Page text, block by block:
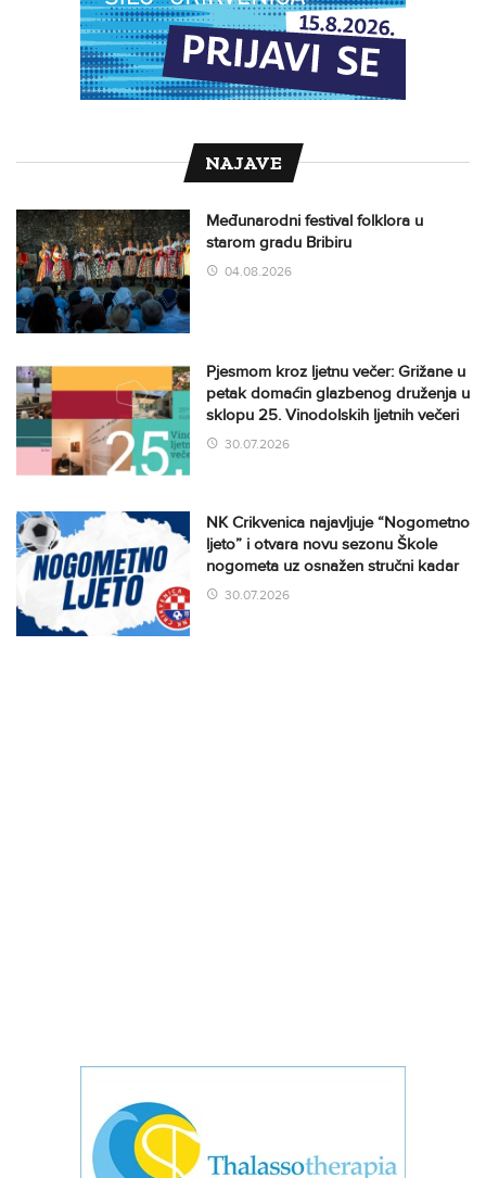
NAJAVE
Međunarodni festival folklora u
starom gradu Bribiru
04.08.2026
Pjesmom kroz ljetnu večer: Grižane u
petak domaćin glazbenog druženja u
sklopu 25. Vinodolskih ljetnih večeri
30.07.2026
NK Crikvenica najavljuje “Nogometno
ljeto” i otvara novu sezonu Škole
nogometa uz osnažen stručni kadar
30.07.2026